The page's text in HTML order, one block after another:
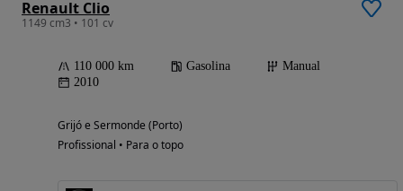
Renault Clio
1149 cm3 • 101 cv
110 000 km Gasolina
Manual
2010
Grijó e Sermonde (Porto)
Profissional • Para o topo